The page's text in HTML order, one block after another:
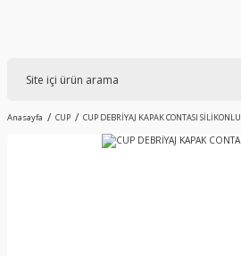
Anasayfa CUP CUP DEBRİYAJ KAPAK CONTASI SİLİKONLU